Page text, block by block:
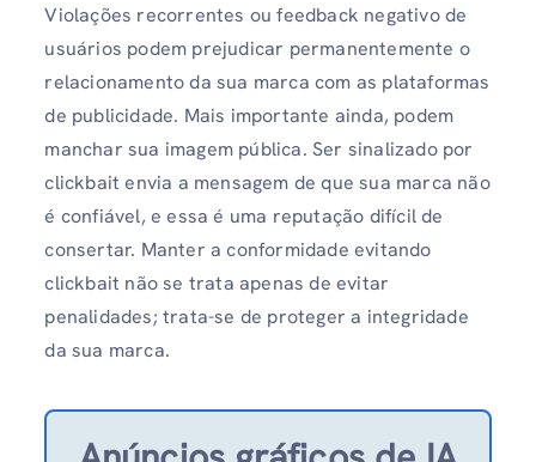
Violações recorrentes ou feedback negativo de
usuários podem prejudicar permanentemente o
relacionamento da sua marca com as plataformas
de publicidade. Mais importante ainda, podem
manchar sua imagem pública. Ser sinalizado por
clickbait envia a mensagem de que sua marca não
é confiável, e essa é uma reputação difícil de
consertar. Manter a conformidade evitando
clickbait não se trata apenas de evitar
penalidades; trata-se de proteger a integridade
da sua marca.